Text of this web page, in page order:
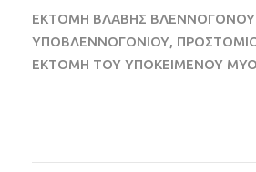
ΕΚΤΟΜΗ ΒΛΑΒΗΣ ΒΛΕΝΝΟΓΟΝΟΥ
ΥΠΟΒΛΕΝΝΟΓΟΝΙΟΥ,
ΕΚΤΟΜΗ ΤΟΥ ΥΠΟΚΕΙΜΕΝΟΥ